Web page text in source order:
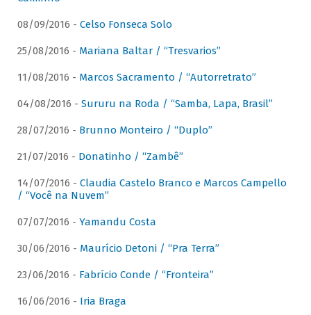
08/09/2016 - Celso Fonseca Solo
25/08/2016 - Mariana Baltar / “Tresvarios”
11/08/2016 - Marcos Sacramento / “Autorretrato”
04/08/2016 - Sururu na Roda / “Samba, Lapa, Brasil”
28/07/2016 - Brunno Monteiro / “Duplo”
21/07/2016 - Donatinho / “Zambê”
14/07/2016 - Claudia Castelo Branco e Marcos Campello
/ “Você na Nuvem”
07/07/2016 - Yamandu Costa
30/06/2016 - Maurício Detoni / “Pra Terra”
23/06/2016 - Fabrício Conde / “Fronteira”
16/06/2016 - Iria Braga